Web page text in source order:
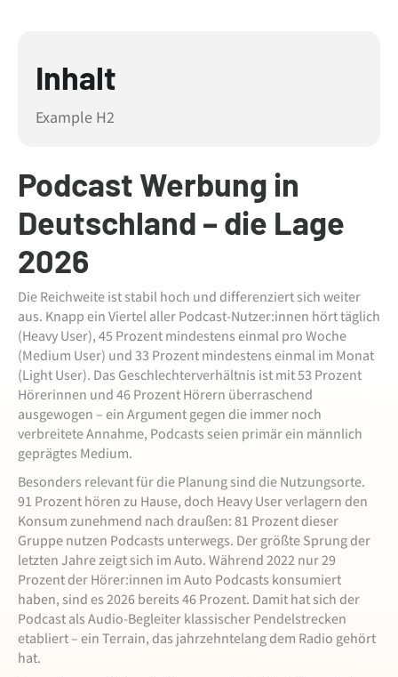
Inhalt
Example H2
Podcast Werbung in
Deutschland – die Lage
2026
Die Reichweite ist stabil hoch und differenziert sich weiter
aus. Knapp ein Viertel aller Podcast-Nutzer:innen hört täglich
(Heavy User), 45 Prozent mindestens einmal pro Woche
(Medium User) und 33 Prozent mindestens einmal im Monat
(Light User). Das Geschlechterverhältnis ist mit 53 Prozent
Hörerinnen und 46 Prozent Hörern überraschend
ausgewogen – ein Argument gegen die immer noch
verbreitete Annahme, Podcasts seien primär ein männlich
geprägtes Medium.
Besonders relevant für die Planung sind die Nutzungsorte.
91 Prozent hören zu Hause, doch Heavy User verlagern den
Konsum zunehmend nach draußen: 81 Prozent dieser
Gruppe nutzen Podcasts unterwegs. Der größte Sprung der
letzten Jahre zeigt sich im Auto. Während 2022 nur 29
Prozent der Hörer:innen im Auto Podcasts konsumiert
haben, sind es 2026 bereits 46 Prozent. Damit hat sich der
Podcast als Audio-Begleiter klassischer Pendelstrecken
etabliert – ein Terrain, das jahrzehntelang dem Radio gehört
hat.